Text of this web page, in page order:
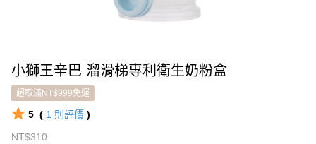
小獅王辛巴 溜滑梯專利衛生奶粉盒
超取滿NT$999免運
5 ( 1 則評價 )
NT$310